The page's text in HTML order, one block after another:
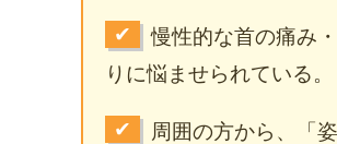
✔
慢性的な首の痛み
りに悩ませられている。
✔
周囲の方から、「